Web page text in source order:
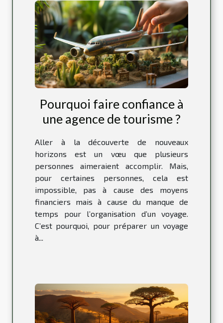
Pourquoi faire confiance à
une agence de tourisme ?
Aller à la découverte de nouveaux
horizons est un vœu que plusieurs
personnes aimeraient accomplir. Mais,
pour certaines personnes, cela est
impossible, pas à cause des moyens
financiers mais à cause du manque de
temps pour l’organisation d’un voyage.
C’est pourquoi, pour préparer un voyage
à...